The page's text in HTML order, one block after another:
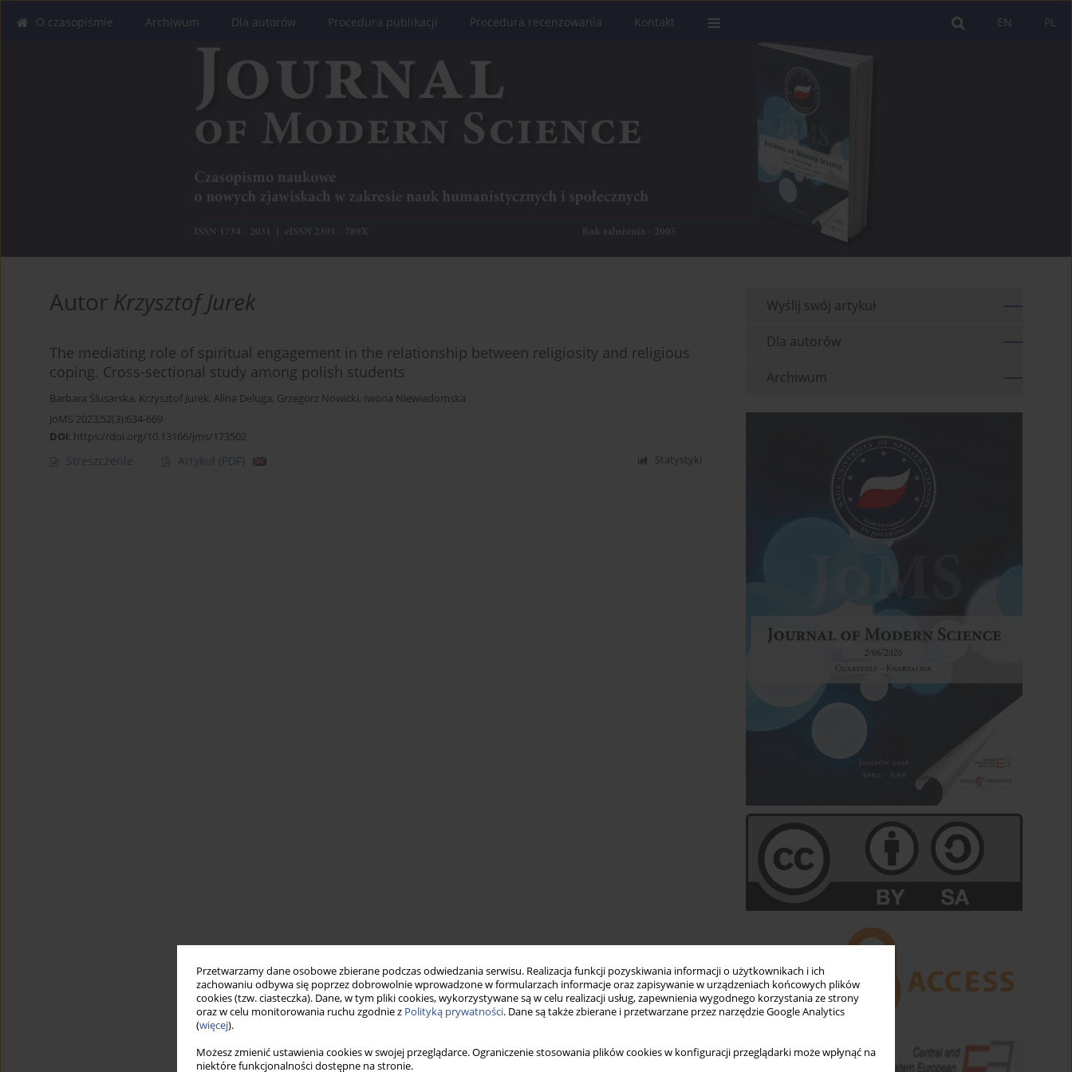
Przetwarzamy dane osobowe zbierane podczas odwiedzania serwisu. Realizacja funkcji pozyskiwania informacji o użytkownikach i ich
zachowaniu odbywa się poprzez dobrowolnie wprowadzone w formularzach informacje oraz zapisywanie w urządzeniach końcowych plików
cookies (tzw. ciasteczka). Dane, w tym pliki cookies, wykorzystywane są w celu realizacji usług, zapewnienia wygodnego korzystania ze strony
oraz w celu monitorowania ruchu zgodnie z Polityką prywatności. Dane są także zbierane i przetwarzane przez narzędzie Google Analytics
(więcej).
Możesz zmienić ustawienia cookies w swojej przeglądarce. Ograniczenie stosowania plików cookies w konfiguracji przeglądarki może wpłynąć na
niektóre funkcjonalności dostępne na stronie.
PL
EN
O czasopiśmie Archiwum Dla autorów Procedura publikacji Procedura recenzowania Kontakt
Autor Krzysztof Jurek
The mediating role of spiritual engagement in the relationship between religiosity and religious
coping. Cross-sectional study among polish students
Barbara Ślusarska, Krzysztof Jurek, Alina Deluga, Grzegorz Nowicki, Iwona Niewiadomska
JoMS 2023;52(3):634-669
DOI: https://doi.org/10.13166/jms/173502
Streszczenie Artykuł (PDF) Statystyki
Wyślij swój artykuł
Dla autorów
Archiwum